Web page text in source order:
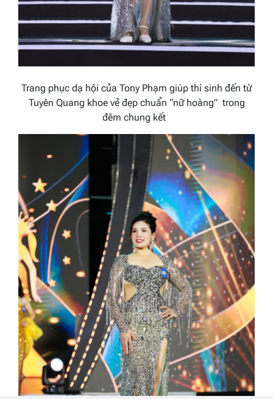
Trang phục dạ hội của Tony Phạm giúp thí sinh đến từ
Tuyên Quang khoe vẻ đẹp chuẩn “nữ hoàng” trong
đêm chung kết